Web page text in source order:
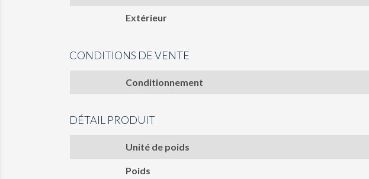
Extérieur
CONDITIONS DE VENTE
Conditionnement
DÉTAIL PRODUIT
Unité de poids
Poids